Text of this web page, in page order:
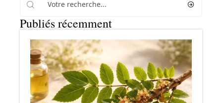
Publiés récemment